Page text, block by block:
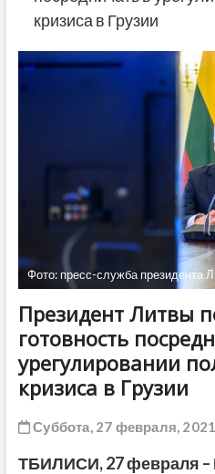
кризиса в Грузии
Фото: пресс-служба президента
Президент Литвы
готовность
урегулировании
кризиса в Грузии
Суббота, 27 февраля,
ТБИЛИСИ, 27 февраля –